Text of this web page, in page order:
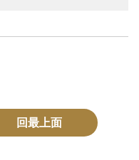
回最上面